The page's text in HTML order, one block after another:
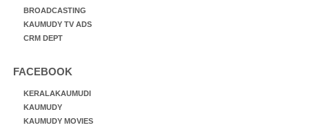
BROADCASTING
KAUMUDY TV ADS
CRM DEPT
FACEBOOK
KERALAKAUMUDI
KAUMUDY
KAUMUDY MOVIES